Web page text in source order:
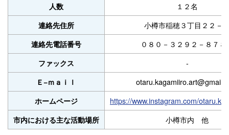
人数 １２名
連絡先住所 小樽市稲穂３丁目２２－
連絡先電話番号 ０８０－３２９２－８７８
ファックス -
Ｅ−ｍａｉｌ
ホームページ https://www.instagram.com/
市内における主な活動場所 小樽市内 他